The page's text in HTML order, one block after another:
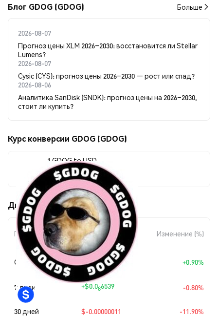
Блог GDOG (GDOG) Больше
2026-08-07
Прогноз цены XLM 2026–2030: восстановится ли Stellar
Lumens?
2026-08-07
Cysic (CYS): прогноз цены 2026–2030 — рост или спад?
2026-08-06
Аналитика SanDisk (SNDK): прогноз цены на 2026–2030,
стоит ли купить?
Курс конверсии GDOG (GDOG)
1 GDOG to USD
$0.00000081
Движения цены GDOG (GDOG)
Период
Изменение
суммы
Изменение (%)
Сегодня $0.087233 +0.90%
7 дней +$0.086539 -0.80%
30 дней $-0.00000011 -11.90%